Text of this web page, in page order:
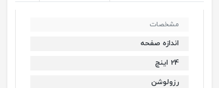
مشخصات
اندازه صفحه
24 اینچ
رزولوشن